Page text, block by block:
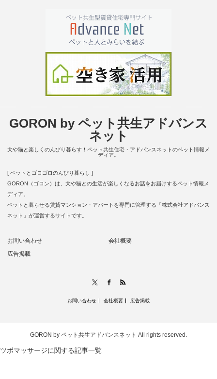
GORON by ペット共生アドバンス
ネット
犬や猫と楽しくのんびり暮らす！ペット共生住宅・アドバンスネットのペット情報メ
ディア。
[ ペットとゴロゴロのんびり暮らし ]
GORON（ゴロン）は、犬や猫との生活が楽しくなるお話をお届けするペット情報メ
ディア。
ペットと暮らせる賃貸マンション・アパートを専門に管理する「株式会社アドバンス
ネット」が運営するサイトです。
お問い合わせ
会社概要
広告掲載
Facebook
お問い合わせ 会社概要 広告掲載
GORON by ペット共生アドバンスネット All rights reserved.
ツボマッサージに関する記事一覧